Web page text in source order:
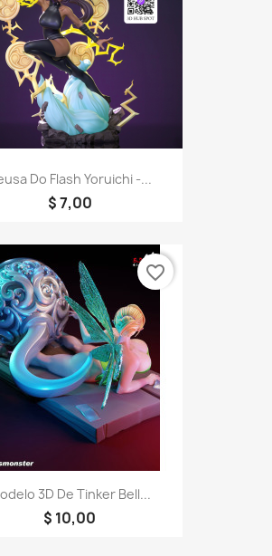
Do Flash Yoruichi -...
$ 7,00
3D De Tinker Bell...
$ 10,00
favorite_border